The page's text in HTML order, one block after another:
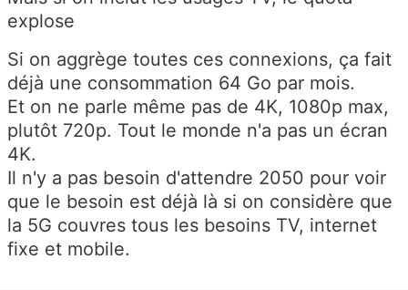
explose
Si on aggrège toutes ces connexions, ça fait
déjà une consommation 64 Go par mois.
Et on ne parle même pas de 4K, 1080p max,
plutôt 720p. Tout le monde n'a pas un écran
4K.
Il n'y a pas besoin d'attendre 2050 pour voir
que le besoin est déjà là si on considère que
la 5G couvres tous les besoins TV, internet
fixe et mobile.